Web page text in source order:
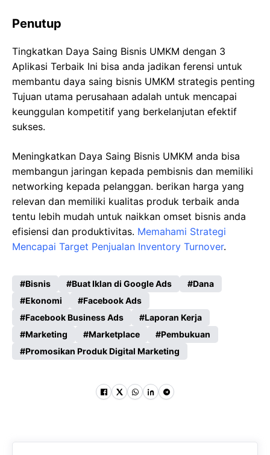
Penutup
Tingkatkan Daya Saing Bisnis UMKM dengan 3
Aplikasi Terbaik Ini bisa anda jadikan ferensi untuk
membantu daya saing bisnis UMKM strategis penting
Tujuan utama perusahaan adalah untuk mencapai
keunggulan kompetitif yang berkelanjutan efektif
sukses.
Meningkatkan Daya Saing Bisnis UMKM anda bisa
membangun jaringan kepada pembisnis dan memiliki
networking kepada pelanggan. berikan harga yang
relevan dan memiliki kualitas produk terbaik anda
tentu lebih mudah untuk naikkan omset bisnis anda
efisiensi dan produktivitas. Memahami Strategi
Mencapai Target Penjualan Inventory Turnover.
Bisnis Buat Iklan di Google Ads
Dana
Ekonomi
Facebook Ads
Facebook Business Ads
Laporan Kerja
Marketing
Marketplace
Pembukuan
Promosikan Produk Digital Marketing